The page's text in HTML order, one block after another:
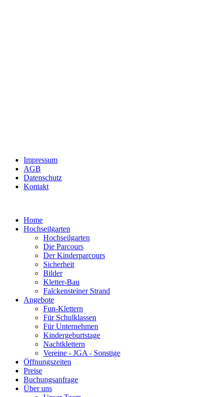
Impressum
AGB
Datenschutz
Kontakt
Home
Hochseilgarten
Hochseilgarten
Die Parcours
Der Kinderparcours
Sicherheit
Bilder
Kletter-Bau
Falckensteiner Strand
Angebote
Fun-Klettern
Für Schulklassen
Für Unternehmen
Kindergeburtstage
Nachtklettern
Vereine - JGA - Sonstige
Öffnungszeiten
Preise
Buchungsanfrage
Über uns